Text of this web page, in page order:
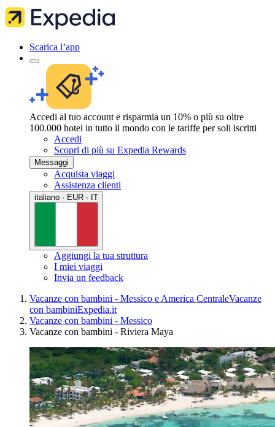
Scarica l’app
Accedi al tuo account e risparmia un 10% o più su oltre
100.000 hotel in tutto il mondo con le tariffe per soli iscritti
Accedi
Scopri di più su Expedia Rewards
Messaggi
Acquista viaggi
Assistenza clienti
italiano · EUR · IT
Aggiungi la tua struttura
I miei viaggi
Invia un feedback
Vacanze con bambini - Messico e America CentraleVacanze
con bambiniExpedia.it
Vacanze con bambini - Messico
Vacanze con bambini - Riviera Maya